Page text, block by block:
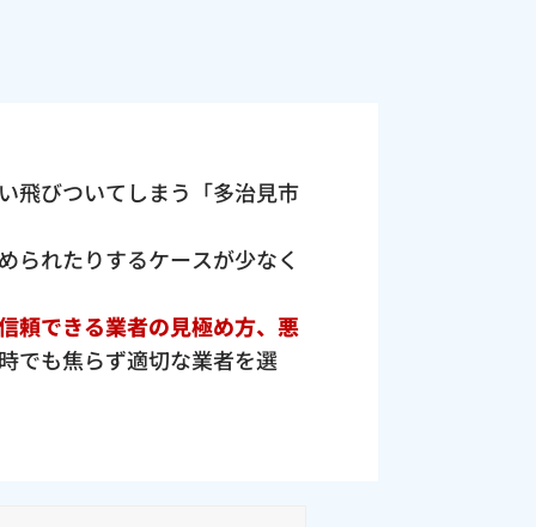
飛びついてしまう「多治見市
られたりするケースが少なく
頼できる業者の見極め方、悪
でも焦らず適切な業者を選